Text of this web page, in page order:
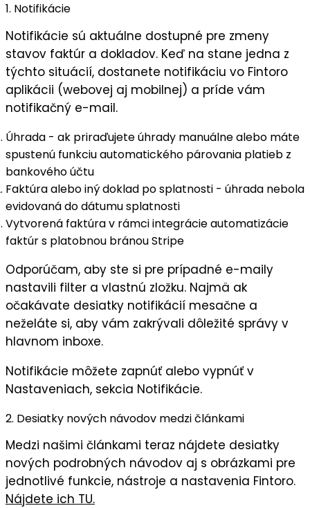
1. Notifikácie
Notifikácie sú aktuálne dostupné pre zmeny
stavov faktúr a dokladov. Keď na stane jedna z
týchto situácií, dostanete notifikáciu vo Fintoro
aplikácii (webovej aj mobilnej) a príde vám
notifikačný e-mail.
Úhrada - ak priraďujete úhrady manuálne alebo máte
spustenú funkciu automatického párovania platieb z
bankového účtu
Faktúra alebo iný doklad po splatnosti - úhrada nebola
evidovaná do dátumu splatnosti
Vytvorená faktúrav rámci integrácie automatizácie
faktúr s platobnou bránou Stripe
Odporúčam, aby ste si pre prípadné e-maily
nastavili filter a vlastnú zložku. Najmä ak
očakávate desiatky notifikácií mesačne a
neželáte si, aby vám zakrývali dôležité správy v
hlavnom inboxe.
Notifikácie môžete zapnúť alebo vypnúť v
Nastaveniach, sekcia Notifikácie.
2. Desiatky nových návodov medzi článkami
Medzi našimi článkami teraz nájdete desiatky
nových podrobných návodov aj s obrázkami pre
jednotlivé funkcie, nástroje a nastavenia Fintoro.
Nájdete ich TU.